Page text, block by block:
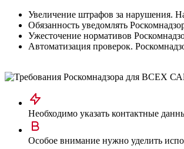
Увеличение штрафов за нарушения.
Обязанность уведомлять
Ужесточение нормативов
Автоматизация проверок.
Необходимо указать контактные
Особое внимание нужно уделить